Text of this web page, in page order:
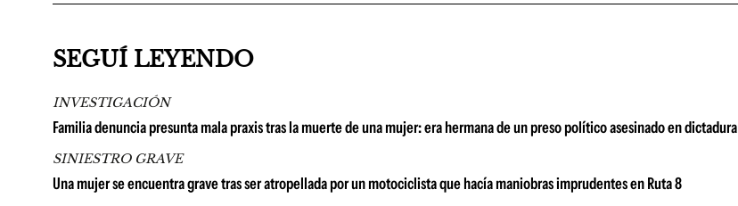
SEGUÍ LEYENDO
INVESTIGACIÓN
Familia denuncia presunta mala praxis tras la muerte de una mujer: era hermana de un preso político asesinado en dictadura
SINIESTRO GRAVE
Una mujer se encuentra grave tras ser atropellada por un motociclista que hacía maniobras imprudentes en Ruta 8